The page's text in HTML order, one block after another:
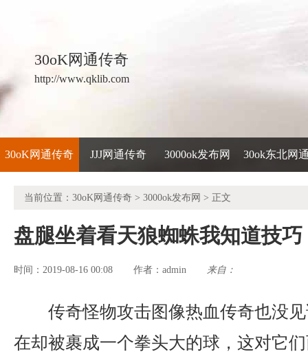
30oK网通传奇
http://www.qklib.com
30oK网通传奇 JJJ网通传奇 3000ok发布网 30ok东北网
当前位置： 30oK网通传奇 > 3000ok发布网 > 正文
盘腿坐着看天狼蜘蛛我知道技巧
时间：2019-08-16 00:08 作者： admin 来自：
传奇怪物攻击图像热血传奇也没
在却被裹成一个拳头大的球，这对它